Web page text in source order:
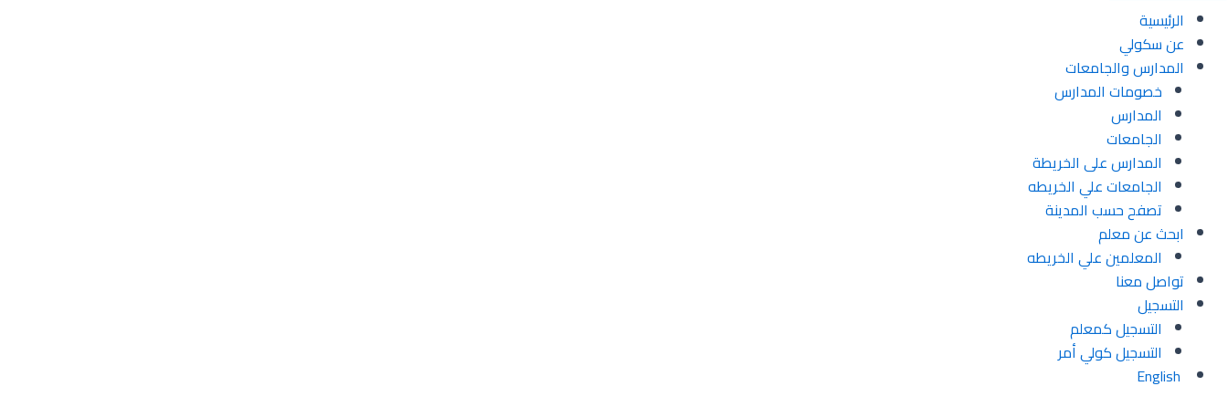
الرئيسية
عن سكولي
المدارس والجامعات
خصومات المدارس
المدارس
الجامعات
المدارس على الخريطة
الجامعات علي الخريطه
تصفح حسب المدينة
ابحث عن معلم
المعلمين علي الخريطه
تواصل معنا
التسجيل
التسجيل كمعلم
التسجيل كولي أمر
English